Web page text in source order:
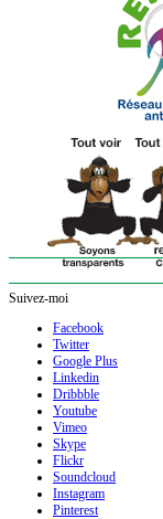
Suivez-moi
Facebook
Twitter
Google Plus
Linkedin
Dribbble
Youtube
Vimeo
Skype
Flickr
Soundcloud
Instagram
Pinterest